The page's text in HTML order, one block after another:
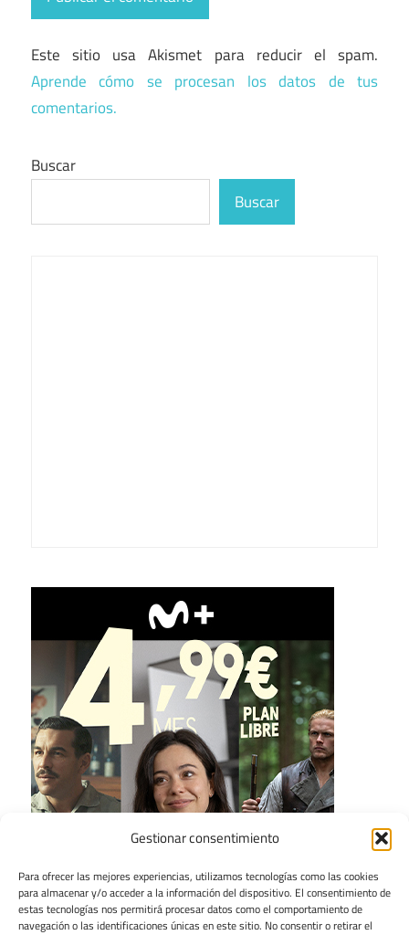
Gestionar consentimiento
Para ofrecer las mejores experiencias, utilizamos tecnologías como las cookies
para almacenar y/o acceder a la información del dispositivo. El consentimiento de
estas tecnologías nos permitirá procesar datos como el comportamiento de
navegación o las identificaciones únicas en este sitio. No consentir o retirar el
Este sitio usa Akismet para reducir el spam.
Aprende cómo se procesan los datos de tus
comentarios.
Buscar
Buscar